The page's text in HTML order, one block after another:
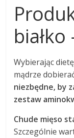
białko
Wybierając
mądrze
niezbędne, by
zestaw
Chude mięso
Szczególnie